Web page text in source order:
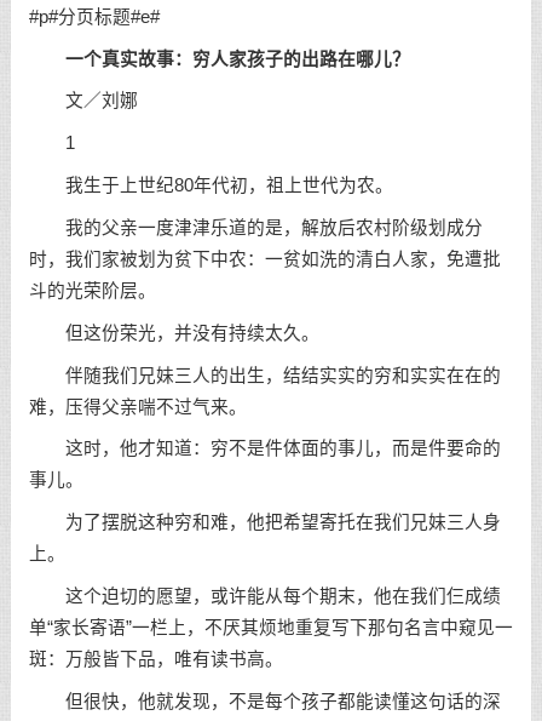
#p#分页标题#e#
一个真实故事：穷人家孩子的出路在哪儿？
文／刘娜
1
我生于上世纪80年代初，祖上世代为农。
我的父亲一度津津乐道的是，解放后农村阶级划成分
时，我们家被划为贫下中农：一贫如洗的清白人家，免遭批
斗的光荣阶层。
但这份荣光，并没有持续太久。
伴随我们兄妹三人的出生，结结实实的穷和实实在在的
难，压得父亲喘不过气来。
这时，他才知道：穷不是件体面的事儿，而是件要命的
事儿。
为了摆脱这种穷和难，他把希望寄托在我们兄妹三人身
上。
这个迫切的愿望，或许能从每个期末，他在我们仨成绩
单“家长寄语”一栏上，不厌其烦地重复写下那句名言中窥见一
斑：万般皆下品，唯有读书高。
但很快，他就发现，不是每个孩子都能读懂这句话的深